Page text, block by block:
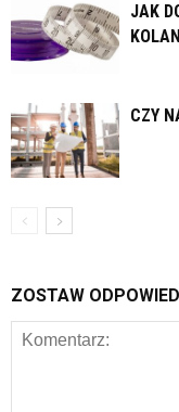
JAK
CZY
ZOSTAW